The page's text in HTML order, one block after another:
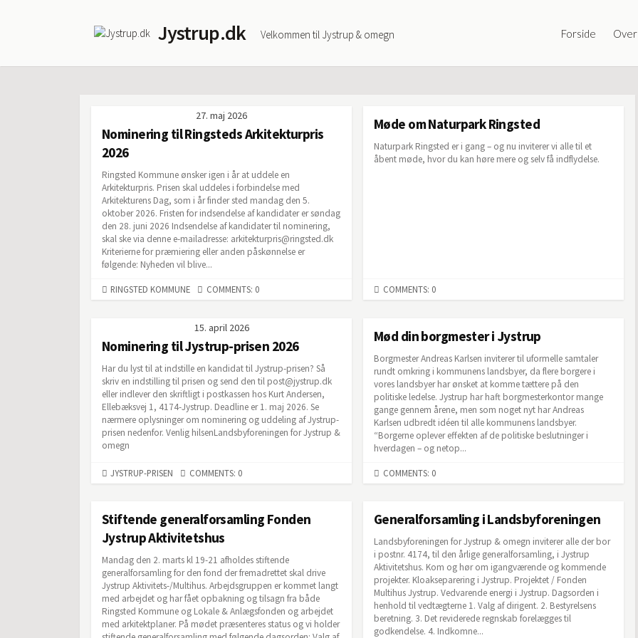
Jystrup.dk Velkommen til Jystrup & omegn Forside
27. maj 2026
Nominering til Ringsteds Arkitekturpris
2026
Ringsted Kommune ønsker igen i år at uddele en
Arkitekturpris. Prisen skal uddeles i forbindelse med
Arkitekturens Dag, som i år finder sted mandag den 5.
oktober 2026. Fristen for indsendelse af kandidater er søndag
den 28. juni 2026 Indsendelse af kandidater til nominering,
skal ske via denne e-mailadresse: arkitekturpris@ringsted.dk
Kriterierne for præmiering eller anden påskønnelse er
følgende: Nyheden vil blive...
CATEGORIES
RINGSTED KOMMUNE COMMENTS: 0
Møde om Naturpark Ringsted
Naturpark Ringsted er i gang – og nu inviterer vi alle til et
åbent møde, hvor du kan høre mere og selv få indflydelse.
COMMENTS: 0
15. april 2026
Nominering til Jystrup-prisen 2026
Har du lyst til at indstille en kandidat til Jystrup-prisen? Så
skriv en indstilling til prisen og send den til post@jystrup.dk
eller indlever den skriftligt i postkassen hos Kurt Andersen,
Ellebæksvej 1, 4174-Jystrup. Deadline er 1. maj 2026. Se
nærmere oplysninger om nominering og uddeling af Jystrup-
prisen nedenfor. Venlig hilsenLandsbyforeningen for Jystrup &
omegn
CATEGORIES
JYSTRUP-PRISEN COMMENTS: 0
Mød din borgmester i Jystrup
Borgmester Andreas Karlsen inviterer til uformelle samtaler
rundt omkring i kommunens landsbyer, da flere borgere i
vores landsbyer har ønsket at komme tættere på den
politiske ledelse. Jystrup har haft borgmesterkontor mange
gange gennem årene, men som noget nyt har Andreas
Karlsen udbredt idéen til alle kommunens landsbyer.
“Borgerne oplever effekten af de politiske beslutninger i
hverdagen – og netop...
COMMENTS: 0
Stiftende generalforsamling Fonden
Jystrup Aktivitetshus
Mandag den 2. marts kl 19-21 afholdes stiftende
generalforsamling for den fond der fremadrettet skal drive
Jystrup Aktivitets-/Multihus. Arbejdsgruppen er kommet langt
med arbejdet og har fået opbakning og tilsagn fra både
Ringsted Kommune og Lokale & Anlægsfonden og arbejdet
med arkitektplaner. På mødet præsenteres status og vi holder
Generalforsamling i Landsbyforeningen
Landsbyforeningen for Jystrup & omegn inviterer alle der bor
i postnr. 4174, til den årlige generalforsamling, i Jystrup
Aktivitetshus. Kom og hør om igangværende og kommende
projekter. Kloakseparering i Jystrup. Projektet / Fonden
Multihus Jystrup. Vedvarende energi i Jystrup. Dagsorden i
henhold til vedtægterne 1. Valg af dirigent. 2. Bestyrelsens
beretning. 3. Det reviderede regnskab forelægges til
godkendelse. 4. Indkomne...